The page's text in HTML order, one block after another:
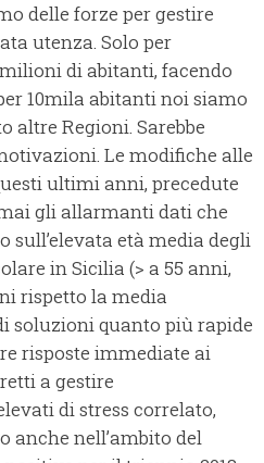
delle forze per gestire
utenza. Solo per
di abitanti, facendo
10mila abitanti noi siamo
altre Regioni. Sarebbe
Le modifiche alle
ultimi anni, precedute
gli allarmanti dati che
sull’elevata età media degli
in Sicilia (> a 55 anni,
rispetto la media
soluzioni quanto più rapide
risposte immediate ai
a gestire
di stress correlato,
anche nell’ambito del